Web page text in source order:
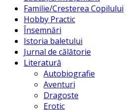
Familie/Cresterea Copilului
Hobby Practic
Însemnări
Istoria baletului
Jurnal de călătorie
Literatură
Autobiografie
Aventuri
Dragoste
Erotic